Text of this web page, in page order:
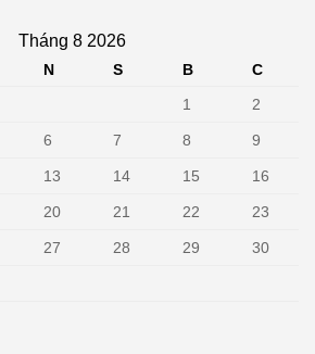
Tháng 8 2026
N S B
C
1
2
6 7 8 9
13 14 15 16
20 21 22 23
27 28 29 30